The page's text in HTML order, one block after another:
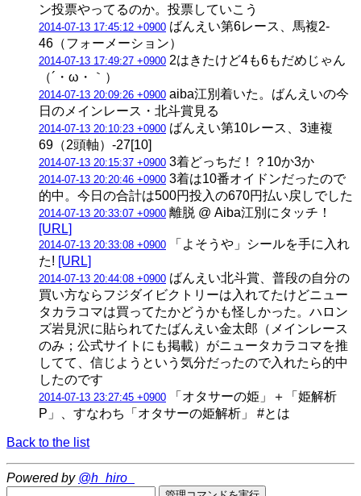
ン投票やってるのか。投票していこう
2014-07-13 17:45:12 +0900 ばんえい第6レース、馬複2-
46（フォーメーション）
2014-07-13 17:49:27 +0900 2はきたけど4も6もだめじゃん
（´・ω・｀）
2014-07-13 20:09:26 +0900 aiba江別着いた。ばんえいの今
日のメインレース・北斗賞見る
2014-07-13 20:10:23 +0900 ばんえい第10レース、3連複
69（2頭軸）-27[10]
2014-07-13 20:15:37 +0900 3着どっちだ！？10か3か
2014-07-13 20:20:46 +0900 3着は10番オイドンだったので
的中。今日の合計は500円投入の670円払い戻しでした
2014-07-13 20:33:07 +0900 離脱 @ Aiba江別にタッチ！
[URL]
2014-07-13 20:33:08 +0900 「よそうや」シールを手に入れ
た! [URL]
2014-07-13 20:44:08 +0900 ばんえい北斗賞、普段の自分の
買い方ならフジダイビクトリーは入れてたけどニュー
タカラコマは買ってたかどうかも怪しかった。ハロン
ズ岩見沢に貼られてたばんえい金太郎（メインレース
のみ；公式サイトにも掲載）がニュータカラコマを推
してて、信じようという気分だったので入れたら的中
したのです
2014-07-13 23:27:45 +0900 「オタサーの姫」＋「姫解析
P」、すなわち「オタサーの姫解析」 #とは
Back to the list
Powered by @h_hiro_